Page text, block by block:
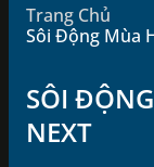
Dịch vụ
Đại lý
Ưu đãi
Trang Chủ
Sôi Động Mùa
SÔI
NEXT